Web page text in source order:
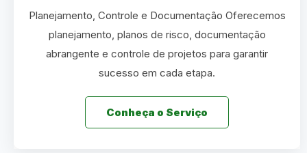
Planejamento, Controle e Documentação Oferecemos
planejamento, planos de risco, documentação
abrangente e controle de projetos para garantir
sucesso em cada etapa.
Conheça o Serviço